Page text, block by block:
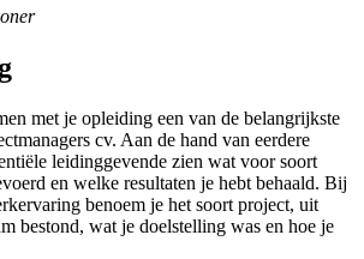
met je opleiding een van de belangrijkste
cv. Aan de hand van eerdere
leidinggevende zien wat voor soort
en welke resultaten je hebt behaald. Bij
benoem je het soort project, uit
bestond, wat je doelstelling was en hoe je